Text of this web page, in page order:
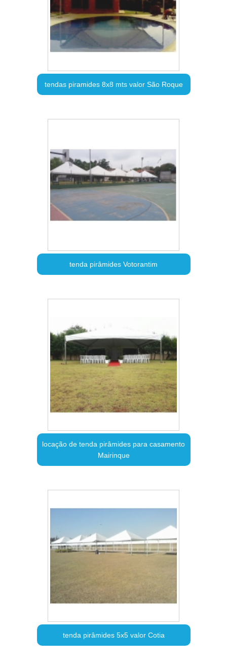
tendas piramides 8x8 mts valor São Roque
tenda pirâmides Votorantim
locação de tenda pirâmides para casamento
Mairinque
tenda pirâmides 5x5 valor Cotia